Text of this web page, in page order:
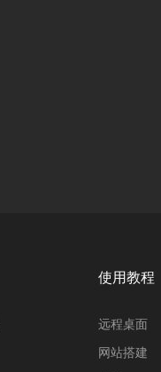
使用教程
远程桌面
网站搭建